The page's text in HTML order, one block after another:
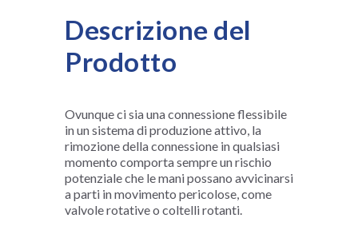
Descrizione del
Prodotto
Ovunque ci sia una connessione flessibile
in un sistema di produzione attivo, la
rimozione della connessione in qualsiasi
momento comporta sempre un rischio
potenziale che le mani possano avvicinarsi
a parti in movimento pericolose, come
valvole rotative o coltelli rotanti.